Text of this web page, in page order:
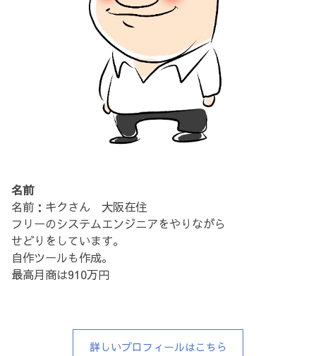
名前
名前：キクさん 大阪在住
フリーのシステムエンジニアをやりながら
せどりをしています。
自作ツールも作成。
最高月商は910万円
詳しいプロフィールはこちら